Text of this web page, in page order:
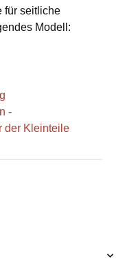
für seitliche
Modell:
-
der Kleinteile